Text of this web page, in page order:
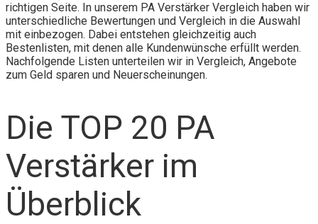
richtigen Seite. In unserem PA Verstärker Vergleich haben wir
unterschiedliche Bewertungen und Vergleich in die Auswahl
mit einbezogen. Dabei entstehen gleichzeitig auch
Bestenlisten, mit denen alle Kundenwünsche erfüllt werden.
Nachfolgende Listen unterteilen wir in Vergleich, Angebote
zum Geld sparen und Neuerscheinungen.
Die TOP 20 PA
Verstärker im
Überblick